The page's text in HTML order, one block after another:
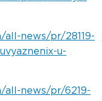
all-news/pr/28119-
u-
all-news/pr/6219-